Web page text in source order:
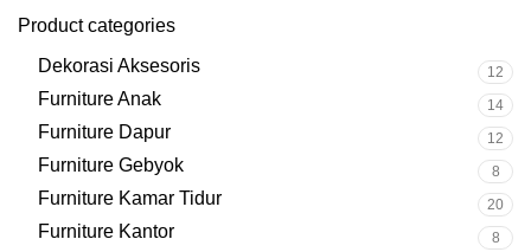
Product categories
Dekorasi Aksesoris
12
Furniture Anak 14
Furniture Dapur 12
Furniture Gebyok 8
Furniture Kamar Tidur 20
Furniture Kantor 8